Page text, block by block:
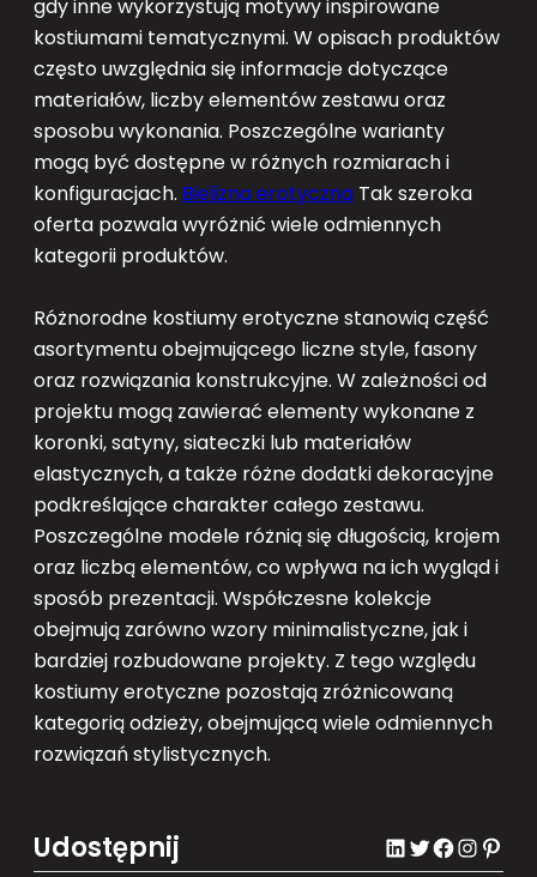
gdy inne wykorzystują motywy inspirowane
kostiumami tematycznymi. W opisach produktów
często uwzględnia się informacje dotyczące
materiałów, liczby elementów zestawu oraz
sposobu wykonania. Poszczególne warianty
mogą być dostępne w różnych rozmiarach i
konfiguracjach. Bielizna erotyczna Tak szeroka
oferta pozwala wyróżnić wiele odmiennych
kategorii produktów.
Różnorodne kostiumy erotyczne stanowią część
asortymentu obejmującego liczne style, fasony
oraz rozwiązania konstrukcyjne. W zależności od
projektu mogą zawierać elementy wykonane z
koronki, satyny, siateczki lub materiałów
elastycznych, a także różne dodatki dekoracyjne
podkreślające charakter całego zestawu.
Poszczególne modele różnią się długością, krojem
oraz liczbą elementów, co wpływa na ich wygląd i
sposób prezentacji. Współczesne kolekcje
obejmują zarówno wzory minimalistyczne, jak i
bardziej rozbudowane projekty. Z tego względu
kostiumy erotyczne pozostają zróżnicowaną
kategorią odzieży, obejmującą wiele odmiennych
rozwiązań stylistycznych.
Udostępnij LinkedIn Twitter Facebook Instagram Pinterest